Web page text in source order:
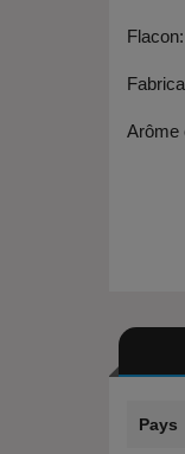
Arôme
Pays